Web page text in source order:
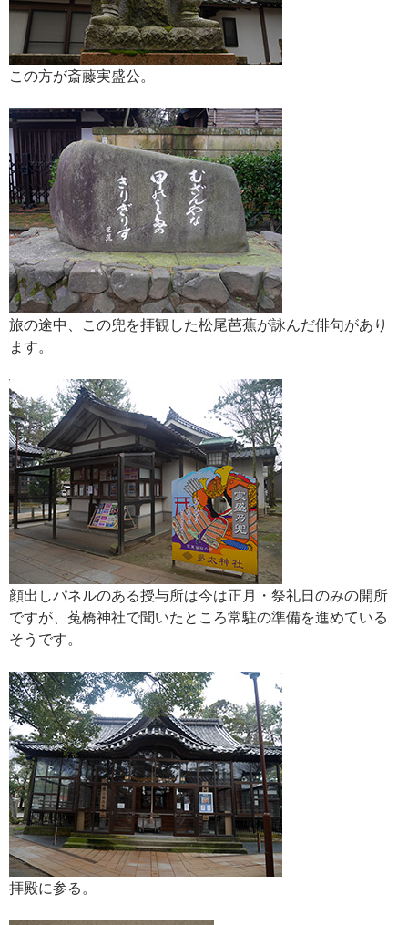
この方が斎藤実盛公。
旅の途中、この兜を拝観した松尾芭蕉が詠んだ俳句があり
ます。
顔出しパネルのある授与所は今は正月・祭礼日のみの開所
ですが、菟橋神社で聞いたところ常駐の準備を進めている
そうです。
拝殿に参る。